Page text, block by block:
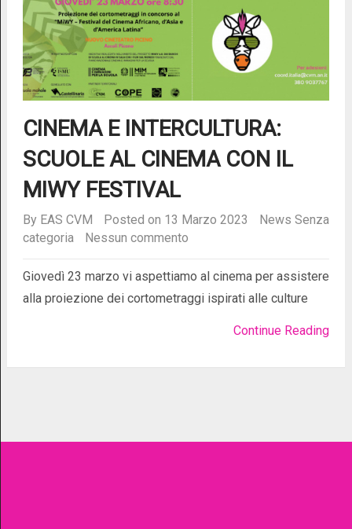
CINEMA E INTERCULTURA:
SCUOLE AL CINEMA CON IL
MIWY FESTIVAL
By EAS CVM Posted on 13 Marzo 2023 News Senza
categoria
Nessun commento
Giovedì 23 marzo vi aspettiamo al cinema per assistere
alla proiezione dei cortometraggi ispirati alle culture
Continue Reading